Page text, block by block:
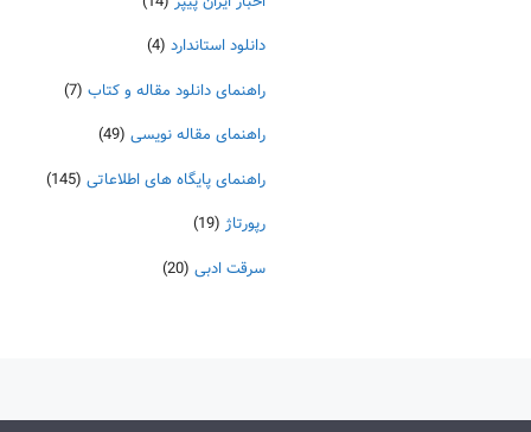
دانلود استاندارد (4)
راهنمای دانلود مقاله و کتاب (7)
راهنمای مقاله نویسی (49)
راهنمای پایگاه های اطلاعاتی (145)
رپورتاژ (19)
سرقت ادبی (20)